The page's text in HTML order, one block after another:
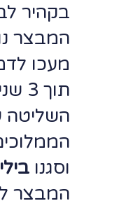
בקהיר
המבצר
מעכו
השליטה
וסגנו
המבצר